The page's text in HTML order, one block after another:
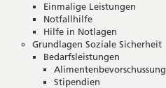
Einmalige Leistungen
Notfallhilfe
Hilfe in Notlagen
Grundlagen Soziale Sicherheit
Bedarfsleistungen
Alimentenbevorschussung
Stipendien